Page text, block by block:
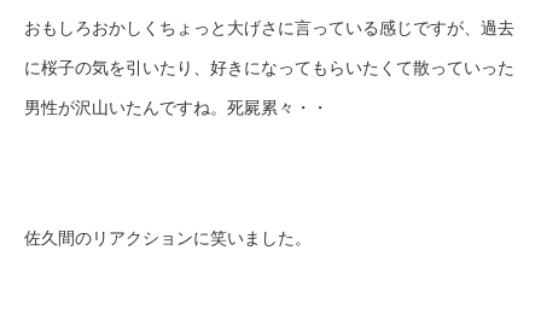
おもしろおかしくちょっと大げさに言っている感じですが、過去
に桜子の気を引いたり、好きになってもらいたくて散っていった
男性が沢山いたんですね。死屍累々・・
佐久間のリアクションに笑いました。